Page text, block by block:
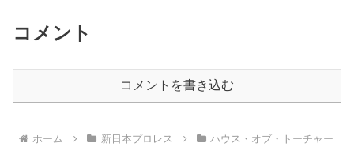
コメント
コメントを書き込む
ホーム 新日本プロレス
ハウス・オブ・トーチャー